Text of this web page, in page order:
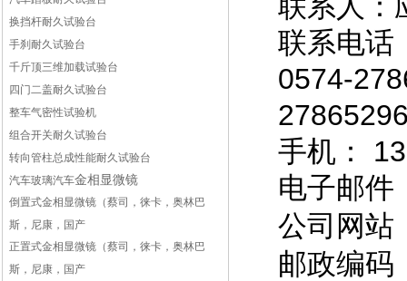
换挡杆耐久试验台
手刹耐久试验台
千斤顶三维加载试验台
四门二盖耐久试验台
整车气密性试验机
组合开关耐久试验台
转向管柱总成性能耐久试验台
汽车玻璃汽车金相显微镜
倒置式金相显微镜（蔡司，徕卡，奥林巴
斯，尼康，国产
正置式金相显微镜（蔡司，徕卡，奥林巴
斯，尼康，国产
联系电话
0574-
手机：
电子邮件
公司网站
邮政编